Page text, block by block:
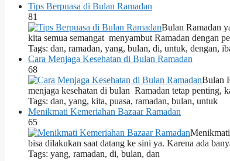
Tips Berpuasa di Bulan Ramadan
81
Bulan Ramadan
kita semua semangat menyambut Ramadan dengan
Tags: dan, ramadan, yang, bulan, di, untuk, dengan,
Cara Menjaga Kesehatan di Bulan Ramadan
68
Bulan
menjaga kesehatan di bulan Ramadan tetap penting,
Tags: dan, yang, kita, puasa, ramadan, bulan, untuk
Menikmati Kemeriahan Bazaar Ramadan
65
bisa dilakukan saat datang ke sini ya. Karena ada
Tags: yang, ramadan, di, bulan, dan